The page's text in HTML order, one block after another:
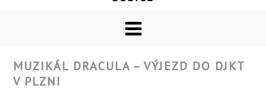
MUZIKÁL DRACULA – VÝJEZD DO DJKT
V PLZNI